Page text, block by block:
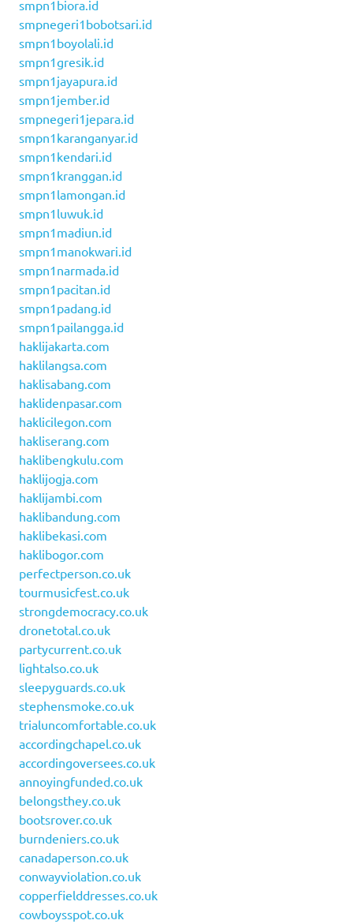
smpn1biora.id
smpnegeri1bobotsari.id
smpn1boyolali.id
smpn1gresik.id
smpn1jayapura.id
smpn1jember.id
smpnegeri1jepara.id
smpn1karanganyar.id
smpn1kendari.id
smpn1kranggan.id
smpn1lamongan.id
smpn1luwuk.id
smpn1madiun.id
smpn1manokwari.id
smpn1narmada.id
smpn1pacitan.id
smpn1padang.id
smpn1pailangga.id
haklijakarta.com
haklilangsa.com
haklisabang.com
haklidenpasar.com
haklicilegon.com
hakliserang.com
haklibengkulu.com
haklijogja.com
haklijambi.com
haklibandung.com
haklibekasi.com
haklibogor.com
perfectperson.co.uk
tourmusicfest.co.uk
strongdemocracy.co.uk
dronetotal.co.uk
partycurrent.co.uk
lightalso.co.uk
sleepyguards.co.uk
stephensmoke.co.uk
trialuncomfortable.co.uk
accordingchapel.co.uk
accordingoversees.co.uk
annoyingfunded.co.uk
belongsthey.co.uk
bootsrover.co.uk
burndeniers.co.uk
canadaperson.co.uk
conwayviolation.co.uk
copperfielddresses.co.uk
cowboysspot.co.uk